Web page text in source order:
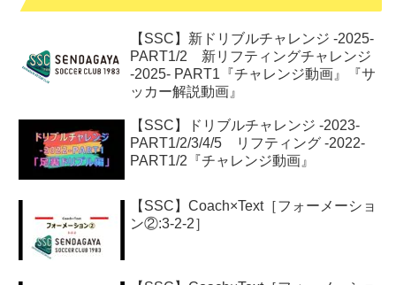
【SSC】新ドリブルチャレンジ -2025-
PART1/2 新リフティングチャレンジ
-2025- PART1『チャレンジ動画』『サ
ッカー解説動画』
【SSC】ドリブルチャレンジ -2023-
PART1/2/3/4/5 リフティング -2022-
PART1/2『チャレンジ動画』
【SSC】Coach×Text［フォーメーショ
ン②:3-2-2］